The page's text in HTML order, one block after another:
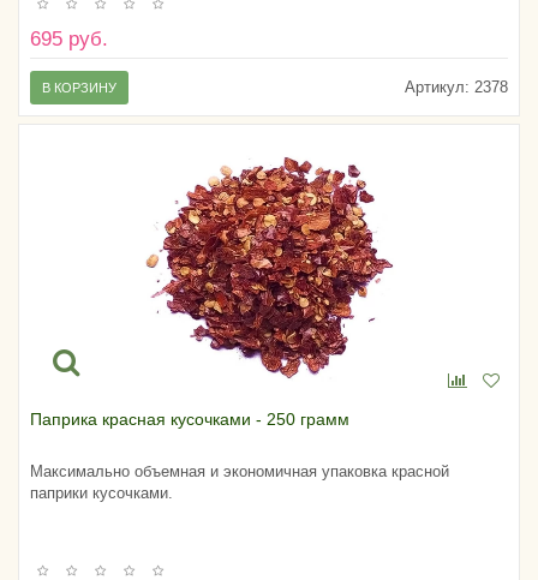
695 руб.
Артикул: 2378
В КОРЗИНУ
Паприка красная кусочками - 250 грамм
Максимально объемная и экономичная упаковка красной
паприки кусочками.